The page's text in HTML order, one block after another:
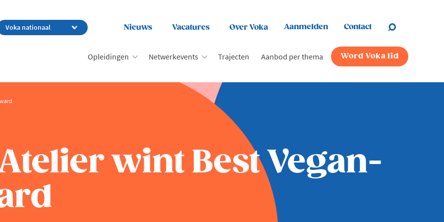
Nieuws Vacatures Over Voka Aanmelden Contact
Opleidingen Netwerkevents Trajecten Aanbod per thema Word Voka lid
wint Best Vegan-